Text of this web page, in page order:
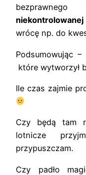
wrócę np. do
Podsumowując
które wytworzył
Ile czas zajmie
Czy będą tam
lotnicze
przypuszczam.
Czy padło